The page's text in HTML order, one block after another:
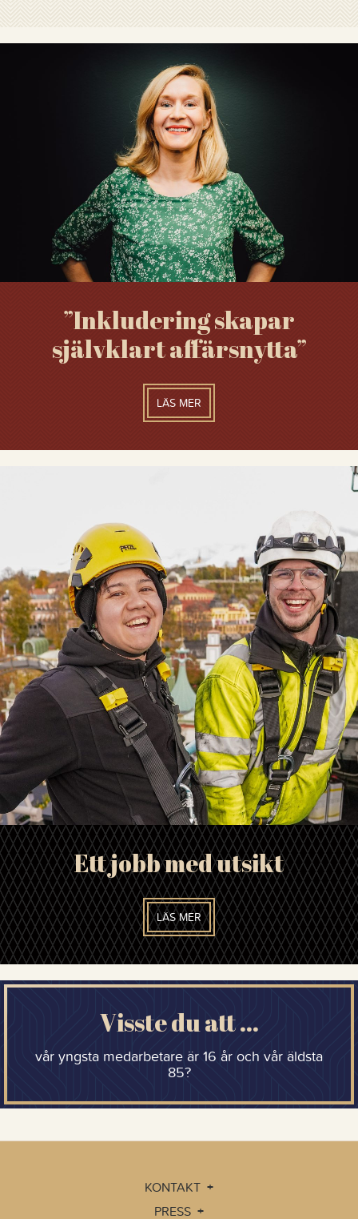
”Inkludering skapar
självklart affärsnytta”
LÄS MER
Ett jobb med utsikt
LÄS MER
Visste du att …
vår yngsta medarbetare är 16 år och vår äldsta
85?
KONTAKT
PRESS